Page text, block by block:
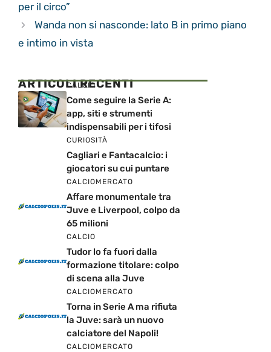
per il circo”
Wanda non si nasconde: lato B in primo piano
e intimo in vista
ARTICOLI RECENTI
CALCIO
Come seguire la Serie A:
app, siti e strumenti
indispensabili per i tifosi
CURIOSITÀ
Cagliari e Fantacalcio: i
giocatori su cui puntare
CALCIOMERCATO
Affare monumentale tra
Juve e Liverpool, colpo da
65 milioni
CALCIO
Tudor lo fa fuori dalla
formazione titolare: colpo
di scena alla Juve
CALCIOMERCATO
Torna in Serie A ma rifiuta
la Juve: sarà un nuovo
calciatore del Napoli!
CALCIOMERCATO